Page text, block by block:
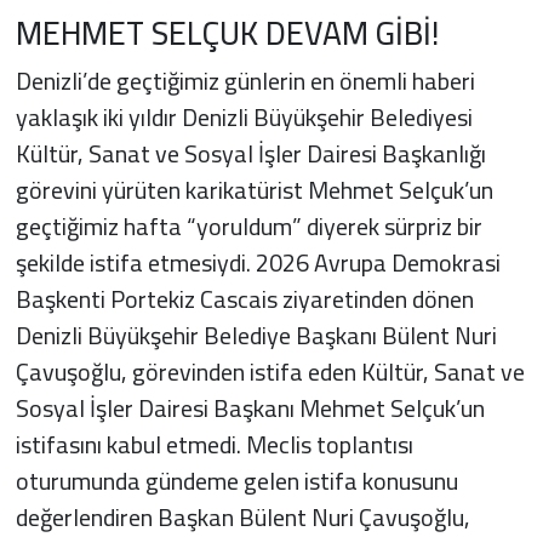
MEHMET SELÇUK DEVAM GİBİ!
Denizli’de geçtiğimiz günlerin en önemli haberi
yaklaşık iki yıldır Denizli Büyükşehir Belediyesi
Kültür, Sanat ve Sosyal İşler Dairesi Başkanlığı
görevini yürüten karikatürist Mehmet Selçuk’un
geçtiğimiz hafta “yoruldum” diyerek sürpriz bir
şekilde istifa etmesiydi. 2026 Avrupa Demokrasi
Başkenti Portekiz Cascais ziyaretinden dönen
Denizli Büyükşehir Belediye Başkanı Bülent Nuri
Çavuşoğlu, görevinden istifa eden Kültür, Sanat ve
Sosyal İşler Dairesi Başkanı Mehmet Selçuk’un
istifasını kabul etmedi. Meclis toplantısı
oturumunda gündeme gelen istifa konusunu
değerlendiren Başkan Bülent Nuri Çavuşoğlu,